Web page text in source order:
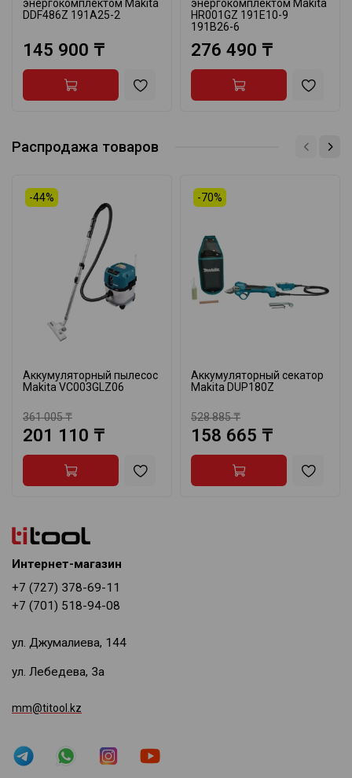
энергокомплектом Makita
DDF486Z 191A25-2
145 900 ₸
энергокомплектом Makita
HR001GZ 191E10-9
191B26-6
276 490 ₸
Распродажа товаров
-44%
Аккумуляторный пылесос
Makita VC003GLZ06
361 005 ₸
201 110 ₸
-70%
Аккумуляторный секатор
Makita DUP180Z
528 885 ₸
158 665 ₸
Интернет-магазин
+7 (727) 378-69-11
+7 (701) 518-94-08
ул. Джумалиева, 144
ул. Лебедева, 3а
mm@titool.kz